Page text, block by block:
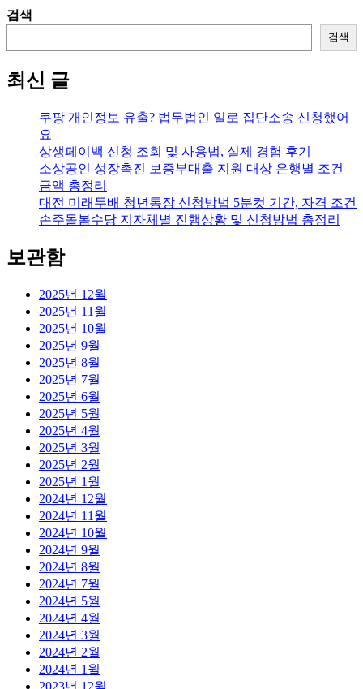
검색
검색
최신 글
쿠팡 개인정보 유출? 법무법인 일로 집단소송 신청했어
요
상생페이백 신청 조회 및 사용법, 실제 경험 후기
소상공인 성장촉진 보증부대출 지원 대상 은행별 조건
금액 총정리
대전 미래두배 청년통장 신청방법 5분컷 기간, 자격 조건
손주돌봄수당 지자체별 진행상황 및 신청방법 총정리
보관함
2025년 12월
2025년 11월
2025년 10월
2025년 9월
2025년 8월
2025년 7월
2025년 6월
2025년 5월
2025년 4월
2025년 3월
2025년 2월
2025년 1월
2024년 12월
2024년 11월
2024년 10월
2024년 9월
2024년 8월
2024년 7월
2024년 5월
2024년 4월
2024년 3월
2024년 2월
2024년 1월